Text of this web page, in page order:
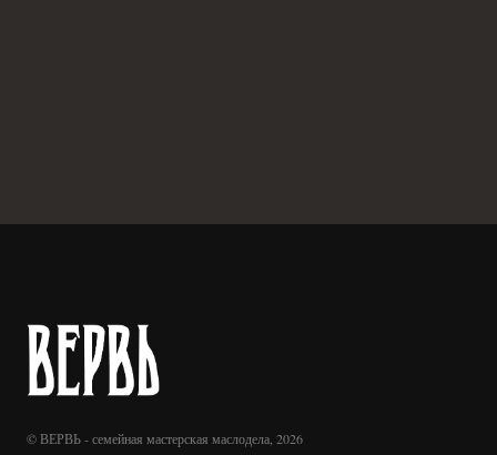
© ВЕРВЬ - семейная мастерская маслодела, 2026